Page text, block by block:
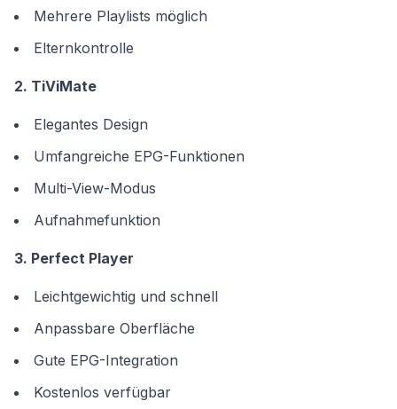
Mehrere Playlists möglich
Elternkontrolle
2. TiViMate
Elegantes Design
Umfangreiche EPG-Funktionen
Multi-View-Modus
Aufnahmefunktion
3. Perfect Player
Leichtgewichtig und schnell
Anpassbare Oberfläche
Gute EPG-Integration
Kostenlos verfügbar